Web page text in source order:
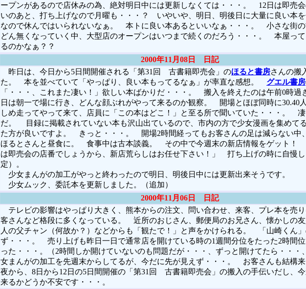
ープンがあるので店休みの為、絶対明日中には更新しなくては・・・。 12日は即売
いのあと、打ち上げなので月曜も・・・？ いやいや、明日、明後日に大量に良い本
なので休んではいられないなぁ。 本トに良い本あるといいなぁ・・・。 小さな街の
どん無くなっていく中、大型店のオープンはいつまで続くのだろう・・・。 本屋っ
るのかなぁ？？
2000年11月08日 日記
昨日は、今日から5日間開催される「第31回 古書籍即売会」のほると書房さんの搬
た。 本を並べていて「やっぱり、良い本もってるなぁ」が率直な感想。 グエル書房
「・・・、これまた凄い！」欲しい本ばかりだ・・・。 搬入を終えたのは午前0時
日は朝一で場に行き、どんな顔ぶれがやって来るのか観察。 開場とほぼ同時に30.40
しめ走ってやって来て、店員に「この本はどこ！」と至る所で聞いていた・・・。
だ。 目録に掲載されていない本も沢山出ているので、市内の方で少女漫画を集めて
た方が良いですよ。 きっと・・・。 開場2時間経ってもお客さんの足は減らない中
ほるとさんと昼食に。 食事中は古本談義。 その中で今週末の新店情報をゲット！
は即売会の店番でしょうから、新店荒らしはお任せ下さい！」 打ち上げの時に自慢
定）。
少女まんがの加工がやっと終わったので明日、明後日中には更新出来そうです。
少女ムック、委託本を更新しました。（追加）
2000年11月06日 日記
テレビの影響はやっぱり大きく、熊本からの注文、問い合わせ、来客、プレ本を売
客さんなど格段に多くなっている。 近所のおじさん、郵便局のお兄さん、懐かしの
人の父チャン（何故か？）などからも「観たで！」と声をかけられる。 「山崎くん
ず・・・。 売り上げも昨日一日で通常店を開けている時の1週間分位をたった2時間位
った・・・。（2時間しか開けていないのも問題だが・・・、ずっと開けてたら・・
女まんがの加工を先週末からしてるが、今だに先が見えず・・・。 お客さんも結構
夜から、8日から12日の5日間開催の「第31回 古書籍即売会」の搬入の手伝いだし、
来るかどうか不安です・・・。